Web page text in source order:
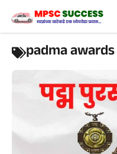
content
padma